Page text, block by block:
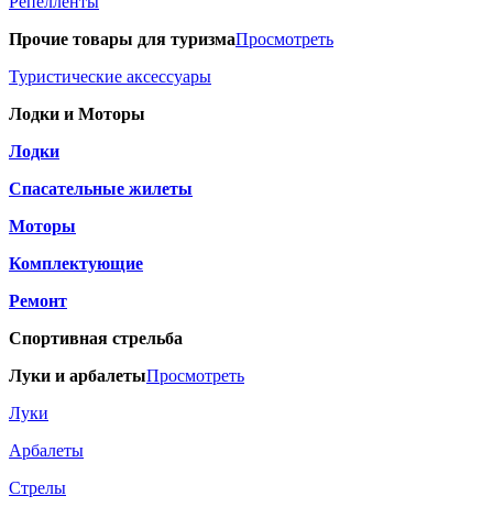
Прочие товары для туризмаПросмотреть
Туристические аксессуары
Лодки и Моторы
Лодки
Спасательные жилеты
Моторы
Комплектующие
Ремонт
Спортивная стрельба
Луки и арбалетыПросмотреть
Луки
Арбалеты
Стрелы